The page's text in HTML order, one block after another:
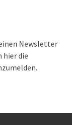
Newsletter
hier die